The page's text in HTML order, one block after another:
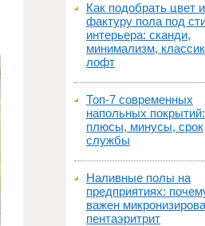
Как подобрать цвет и
фактуру пола под
интерьера: сканди,
минимализм,
лофт
Топ‑7 современных
напольных покрытий:
плюсы, минусы, срок
службы
Наливные полы на
предприятиях:
важен
пентаэритрит